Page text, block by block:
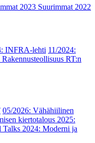
2023 Suurimmat 2022
INFRA-lehti 11/2024:
RT:n
05/2026: Vähähiilinen
kiertotalous 2025:
Talks 2024: Moderni ja